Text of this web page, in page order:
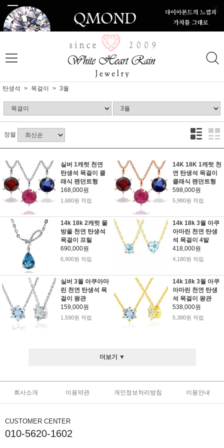
탄생석 목걸이 3월
정렬
실버 1캐럿 천연
탄생석 목걸이 클
래식 팬던트형
168,000원
1,680원 적립
14K 18K 1캐럿 천
연 탄생석 목걸이
클래식 팬던트형
598,000원
5,980원 적립
14k 18k 2캐럿 물
방울 천연 탄생석
목걸이 프릴
690,000원
6,900원 적립
14k 18k 3월 아쿠
아마린 천연 탄생
석 목걸이 4발
418,000원
4,180원 적립
실버 3월 아쿠아마
린 천연 탄생석 목
걸이 왕관
159,000원
1,590원 적립
14k 18k 3월 아쿠
아마린 천연 탄생
석 목걸이 왕관
538,000원
5,380원 적립
더보기 ▼
회사소개 이용약관 개인정보처리방침 이용안내
CUSTOMER CENTER
010-5620-1602